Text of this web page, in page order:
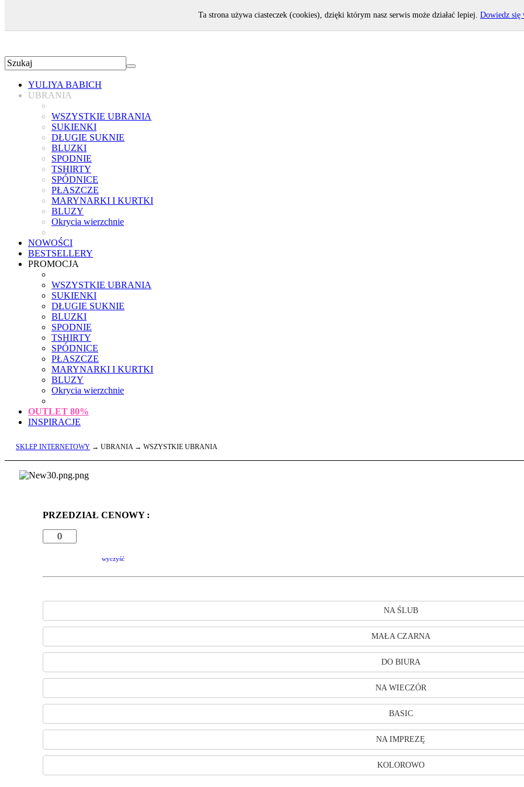
YULIYA BABICH
UBRANIA
WSZYSTKIE UBRANIA
SUKIENKI
DŁUGIE SUKNIE
BLUZKI
SPODNIE
TSHIRTY
SPÓDNICE
PŁASZCZE
MARYNARKI I KURTKI
BLUZY
Okrycia wierzchnie
NOWOŚCI
BESTSELLERY
PROMOCJA
WSZYSTKIE UBRANIA
SUKIENKI
DŁUGIE SUKNIE
BLUZKI
SPODNIE
TSHIRTY
SPÓDNICE
PŁASZCZE
MARYNARKI I KURTKI
BLUZY
Okrycia wierzchnie
OUTLET 80%
INSPIRACJE
SKLEP INTERNETOWY → UBRANIA → WSZYSTKIE UBRANIA
PRZEDZIAŁ CENOWY :
wyczyść
NA ŚLUB
MAŁA CZARNA
DO BIURA
NA WIECZÓR
BASIC
NA IMPREZĘ
KOLOROWO
Ta strona używa ciasteczek (cookies), dzięki którym nasz serwis może działać lepiej. Dowiedz się